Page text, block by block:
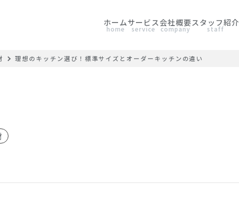
ホーム
home
サービス
service
会社概要
company
スタッフ紹介
staff
理想のキッチン選び！標準サイズとオーダーキッチンの違い